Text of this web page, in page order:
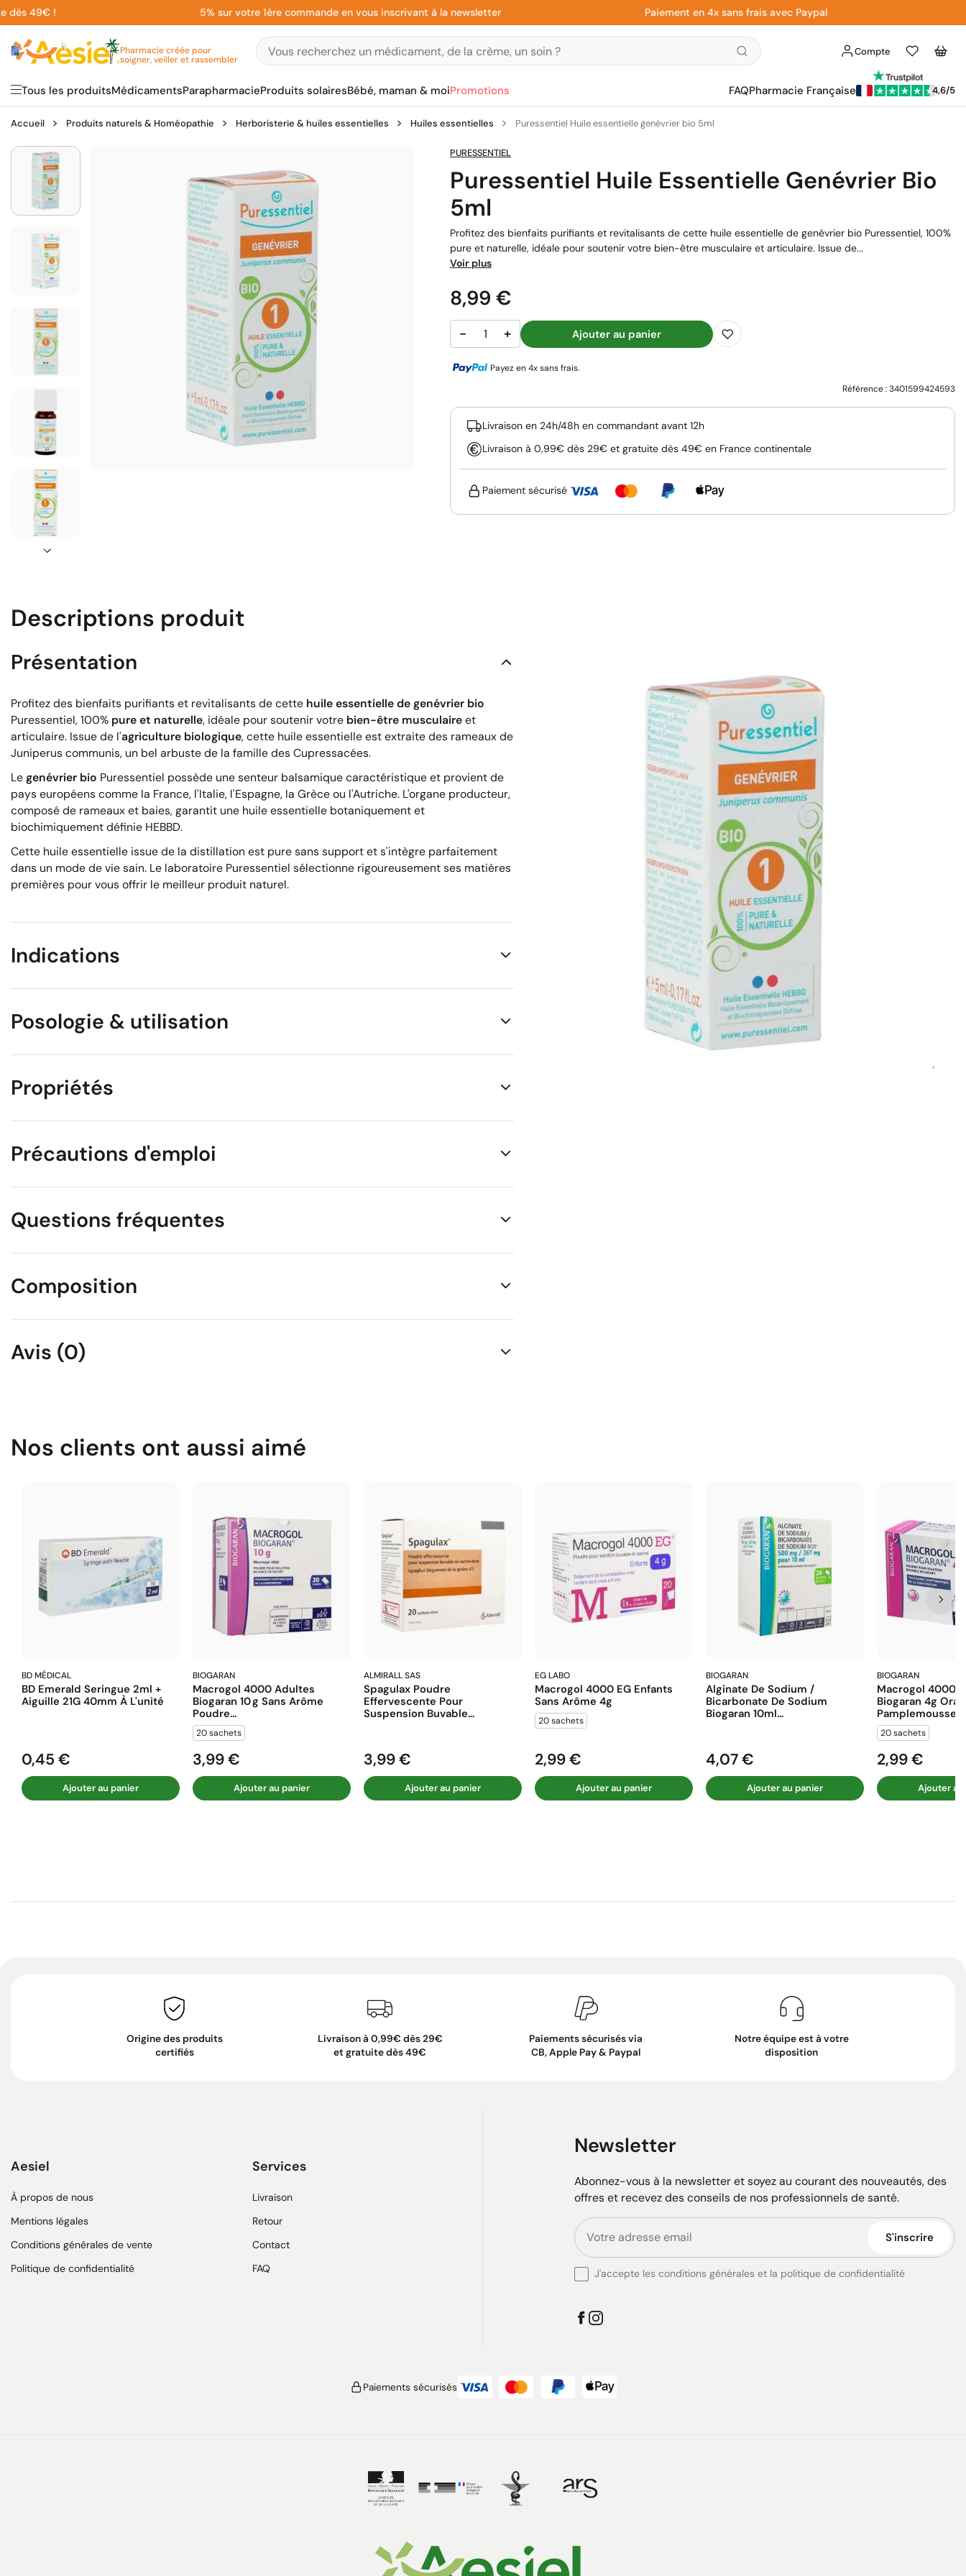
Aller
au
contenu
49€ ! 5% sur votre 1ère commande en vous inscrivant à la newsletter Paiement en 4x sans frais avec Paypal
Pharmacie créée pour
soigner, veiller et rassembler
Compte
Liste
d'envies
Panier
Tous les produitsMédicamentsParapharmacieProduits solairesBébé, maman & moiPromotions FAQPharmacie Française 4,6/5
Accueil Produits naturels & Homéopathie Herboristerie & huiles essentielles Huiles essentielles Puressentiel Huile essentielle genévrier bio 5ml
PURESSENTIEL
Puressentiel Huile Essentielle Genévrier Bio
5ml
Profitez des bienfaits purifiants et revitalisants de cette huile essentielle de genévrier bio Puressentiel, 100%
pure et naturelle, idéale pour soutenir votre bien-être musculaire et articulaire. Issue de...
Voir plus
Prix
8,99 €
− + Ajouter au panier
Payez en 4x sans frais.
Référence :3401599424593
Livraison en 24h/48h en commandant avant 12h
Livraison à 0,99€ dès 29€ et gratuite dès 49€ en France continentale
Paiement sécurisé
Descriptions produit
Présentation
Profitez des bienfaits purifiants et revitalisants de cette huile essentielle de genévrier bio
Puressentiel, 100% pure et naturelle, idéale pour soutenir votre bien-être musculaireet
articulaire. Issue de l'agriculture biologique, cette huile essentielle est extraite des rameaux de
Juniperus communis, un bel arbuste de la famille des Cupressacées.
Legenévrier bio Puressentiel possède une senteur balsamique caractéristique et provient de
pays européens comme la France, l'Italie, l'Espagne, la Grèce ou l'Autriche. L'organe producteur,
composé de rameaux et baies, garantit une huile essentielle botaniquement et
biochimiquement définie HEBBD.
Cette huile essentielle issue de la distillation est pure sans support et s'intègre parfaitement
dans un mode de vie sain. Le laboratoire Puressentiel sélectionne rigoureusement ses matières
premières pour vous offrir le meilleur produit naturel.
Indications
Posologie & utilisation
Propriétés
Précautions d'emploi
Questions fréquentes
Composition
Avis (0)
Nos clients ont aussi aimé
BD MÉDICAL
BD Emerald Seringue 2ml +
Aiguille 21G 40mm À L'unité
Prix
0,45 €
Ajouter au panier
BIOGARAN
Macrogol 4000 Adultes
Biogaran 10 G Sans Arôme
Poudre...
20 sachets
Prix
3,99 €
Ajouter au panier
ALMIRALL SAS
Spagulax Poudre
Effervescente Pour
Suspension Buvable...
Prix
3,99 €
Ajouter au panier
EG LABO
Macrogol 4000 EG Enfants
Sans Arôme 4g
20 sachets
Prix
2,99 €
Ajouter au panier
BIOGARAN
Alginate De Sodium /
Bicarbonate De Sodium
Biogaran 10ml...
Prix
4,07 €
Ajouter au panier
BIOGARAN
Macrogol 4000
Biogaran 4g
Pamplemousse...
20 sachets
Prix
2,99 €
Ajouter au
Origine des produits
certifiés
Livraison à 0,99€ dès 29€
et gratuite dès 49€
Paiements sécurisés via
CB, Apple Pay & Paypal
Notre équipe est à votre
disposition
Aesiel
À propos de nous
Mentions légales
Conditions générales de vente
Politique de confidentialité
Services
Livraison
Retour
Contact
FAQ
Newsletter
Abonnez-vous à la newsletter et soyez au courant des nouveautés, des
offres et recevez des conseils de nos professionnels de santé.
S'inscrire
J'accepte les conditions générales et la politique de confidentialité
Paiements sécurisés